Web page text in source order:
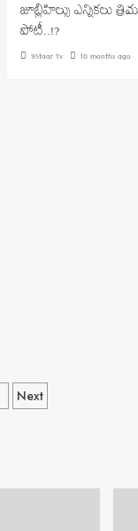
జూబ్లిహిల్సు ఎన్నికలు
పోటీ..!?
9Staar Tv 10 months ago
Next